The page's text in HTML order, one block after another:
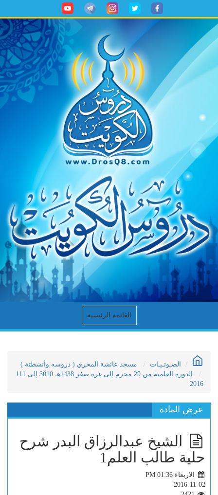
القائمة الرئيسية
الصـوتـيـات
مسجد عائشة المحري ( دروسه وأنشطتة )
الدورة العلمية من 29 محرم إلى غرة صفر 1438هـ 3010 إلى 111
2016
عرض المادة
الشيخ عبدالرزاق البدر شرح
حلية طالب العلم1
الاربعاء PM 01:36
2016-11-02